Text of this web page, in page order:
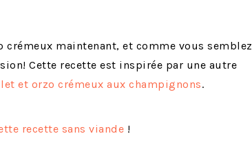
crémeux maintenant, et comme vous semblez
Cette recette est inspirée par une autre
et orzo crémeux aux champignons.
recette sans viande !